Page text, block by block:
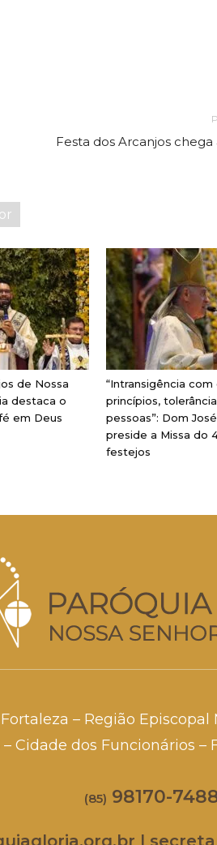
Festa dos Arcanjos chega
de Nossa
destaca o
em Deus
“Intransigência com
princípios,
pessoas”: Dom
preside a Missa do
festejos
– Região Episcopal
Cidade dos Funcionários –
(85) 98170-
|